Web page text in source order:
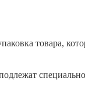
товара,